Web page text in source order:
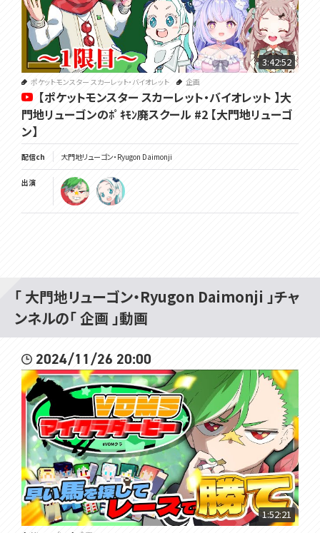
3:42:52
ポケットモンスター スカーレット・バイオレット 企画
【ポケットモンスター スカーレット・バイオレット 】大
門地リューゴンのﾎﾟｷﾓﾝ廃スクール #2 【大門地リューゴ
ン】
配信ch 大門地リューゴン・Ryugon Daimonji
出演
「 大門地リューゴン・Ryugon Daimonji 」チャ
ンネルの「 企画 」動画
2024/11/26 20:00
1:52:21